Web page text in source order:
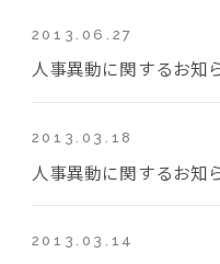
2013.06.27
人事異動に関するお知
2013.03.18
人事異動に関するお知
2013.03.14